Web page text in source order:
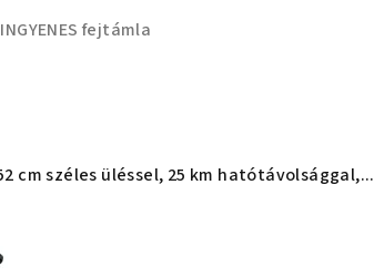
fejtámla
cm széles üléssel, 25 km hatótávolsággal,...